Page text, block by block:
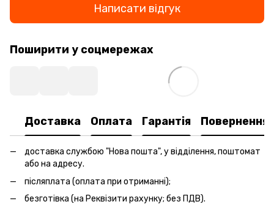
Написати відгук
Поширити у соцмережах
Доставка Оплата Гарантія Повернення
доставка службою "Нова пошта", у відділення, поштомат
або на адресу.
післяплата (оплата при отриманні);
безготівка (на Реквізити рахунку; без ПДВ).